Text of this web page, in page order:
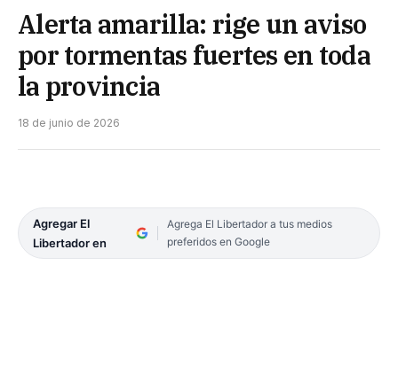
Alerta amarilla: rige un aviso
por tormentas fuertes en toda
la provincia
18 de junio de 2026
Agregar El
Libertador en
Agrega El Libertador a tus medios
preferidos en Google